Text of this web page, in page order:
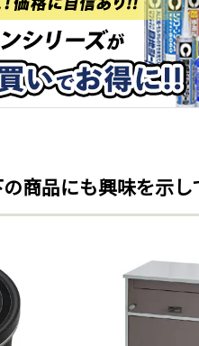
商品にも興味を示し